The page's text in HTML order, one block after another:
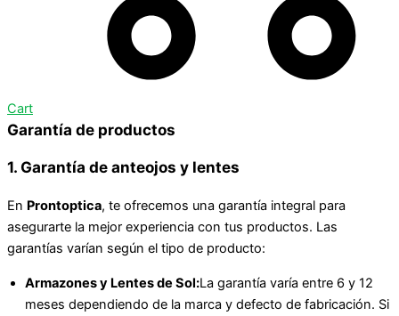
Cart
Garantía de productos
1. Garantía de anteojos y lentes
En Prontoptica, te ofrecemos una garantía integral para
asegurarte la mejor experiencia con tus productos. Las
garantías varían según el tipo de producto:
Armazones y Lentes de Sol:La garantía varía entre 6 y 12
meses dependiendo de la marca y defecto de fabricación. Si